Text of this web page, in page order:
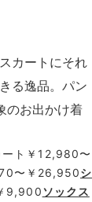
カートにそれ
る逸品。パン
のお出かけ着
ト￥12,980〜
〜￥26,950シ
9,900 ソックス